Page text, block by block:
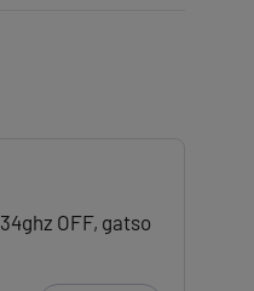
OFF, gatso